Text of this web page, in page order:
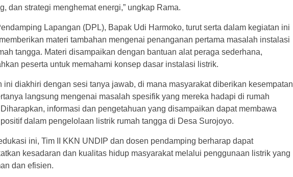
dan strategi menghemat energi,” ungkap Rama.
Lapangan (DPL), Bapak Udi Harmoko, turut serta dalam kegiatan ini
materi tambahan mengenai penanganan pertama masalah instalasi
tangga. Materi disampaikan dengan bantuan alat peraga sederhana,
peserta untuk memahami konsep dasar instalasi listrik.
ini diakhiri dengan sesi tanya jawab, di mana masyarakat diberikan kesempatan
langsung mengenai masalah spesifik yang mereka hadapi di rumah
informasi dan pengetahuan yang disampaikan dapat membawa
dalam pengelolaan listrik rumah tangga di Desa Surojoyo.
ini, Tim II KKN UNDIP dan dosen pendamping berharap dapat
kesadaran dan kualitas hidup masyarakat melalui penggunaan listrik yang
dan efisien.